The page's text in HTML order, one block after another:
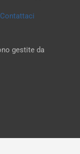
Contattaci
gestite da